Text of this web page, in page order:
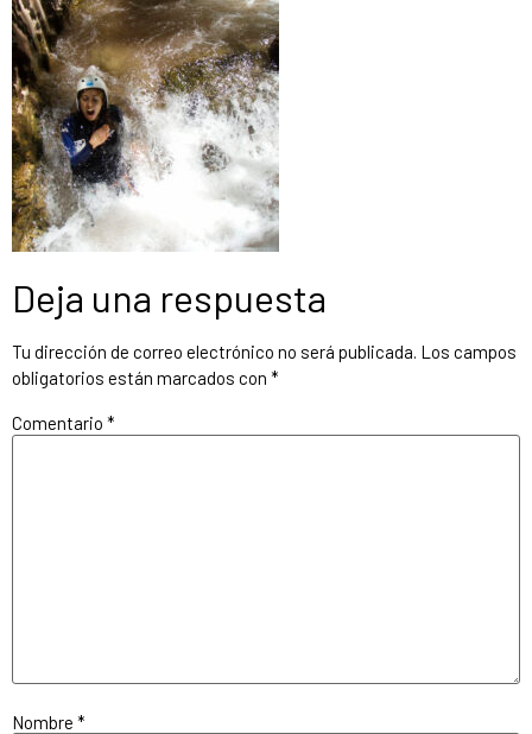
Deja una respuesta
Tu dirección de correo electrónico no será publicada. Los campos
obligatorios están marcados con *
Comentario *
Nombre *